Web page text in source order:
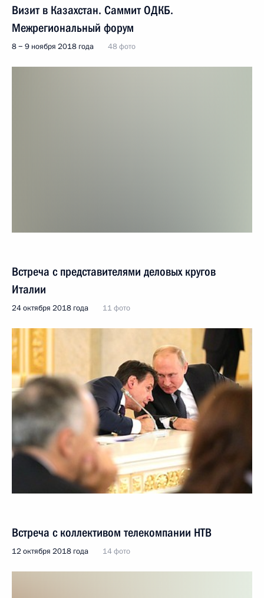
Визит в Казахстан. Саммит ОДКБ.
Межрегиональный форум
8 − 9 ноября 2018 года 48 фото
Встреча с представителями деловых кругов
Италии
24 октября 2018 года 11 фото
Встреча с коллективом телекомпании НТВ
12 октября 2018 года 14 фото